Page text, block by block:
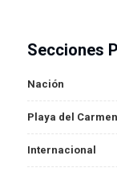
Secciones
Nación
Playa del Carmen
Internacional